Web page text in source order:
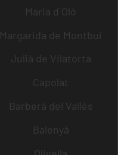
Maria d´Oló
Margarida de Montbui
Julià de Vilatorta
Capolat
Barberà del Vallès
Balenyà